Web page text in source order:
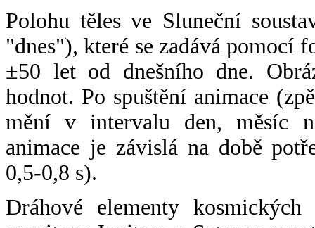
Polohu těles ve Sluneční
"dnes"), které se zadává pomocí
±50 let od dnešního dne.
hodnot. Po spuštění animace
mění v intervalu den, měsíc
animace je závislá na době
0,5-0,8 s).
Dráhové elementy